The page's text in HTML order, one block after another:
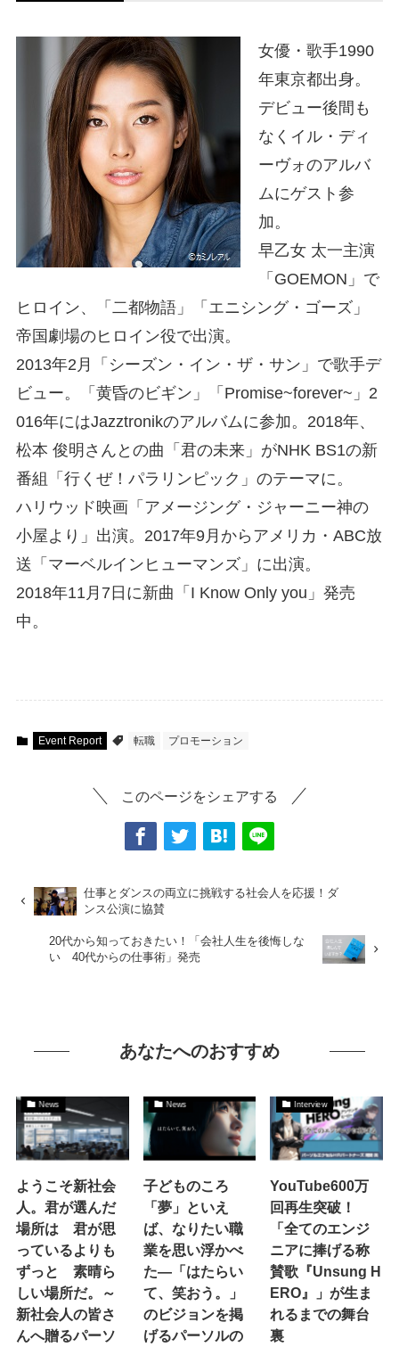
女優・歌手1990
年東京都出身。
デビュー後間も
なくイル・ディ
ーヴォのアルバ
ムにゲスト参
加。
早乙女 太一主演
「GOEMON」で
ヒロイン、「二都物語」「エニシング・ゴーズ」
帝国劇場のヒロイン役で出演。
2013年2月「シーズン・イン・ザ・サン」で歌手デ
ビュー。「黄昏のビギン」「Promise~forever~」2
016年にはJazztronikのアルバムに参加。2018年、
松本 俊明さんとの曲「君の未来」がNHK BS1の新
番組「行くぜ！パラリンピック」のテーマに。
ハリウッド映画「アメージング・ジャーニー神の
小屋より」出演。2017年9月からアメリカ・ABC放
送「マーベルインヒューマンズ」に出演。
2018年11月7日に新曲「I Know Only you」発売
中。
Event Report 転職 プロモーション
このページをシェアする
仕事とダンスの両立に挑戦する社会人を応援！ダ
ンス公演に協賛
20代から知っておきたい！「会社人生を後悔しな
い 40代からの仕事術」発売
あなたへのおすすめ
News
ようこそ新社会
人。君が選んだ
場所は 君が思
っているよりも
ずっと 素晴ら
しい場所だ。～
新社会人の皆さ
んへ贈るパーソ
News
子どものころ
「夢」といえ
ば、なりたい職
業を思い浮かべ
た―「はたらい
て、笑おう。」
のビジョンを掲
げるパーソルの
Interview
YouTube600万
回再生突破！
「全てのエンジ
ニアに捧げる称
賛歌『Unsung H
ERO』」が生ま
れるまでの舞台
裏